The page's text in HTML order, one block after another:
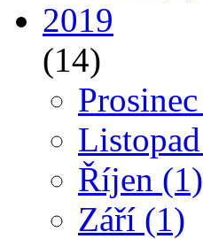
2019
(14)
Prosinec
Listopad
Říjen (1)
Září (1)